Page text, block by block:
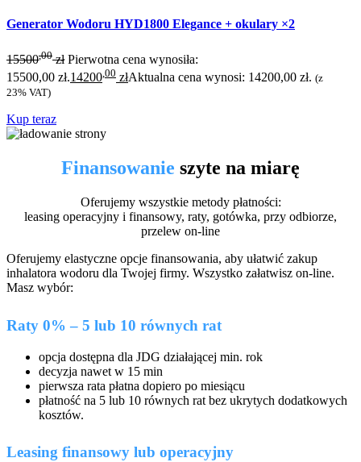
Generator Wodoru HYD1800 Elegance + okulary ×2
15500,00 zł Pierwotna cena wynosiła:
15500,00 zł.14200,00 złAktualna cena wynosi: 14200,00 zł. (z
23% VAT)
Kup teraz
Finansowanie szyte na miarę
Oferujemy wszystkie metody płatności:
leasing operacyjny i finansowy, raty, gotówka, przy odbiorze,
przelew on-line
Oferujemy elastyczne opcje finansowania, aby ułatwić zakup
inhalatora wodoru dla Twojej firmy. Wszystko załatwisz on-line.
Masz wybór:
Raty 0% – 5 lub 10 równych rat
opcja dostępna dla JDG działającej min. rok
decyzja nawet w 15 min
pierwsza rata płatna dopiero po miesiącu
płatność na 5 lub 10 równych rat bez ukrytych dodatkowych
kosztów.
Leasing finansowy lub operacyjny